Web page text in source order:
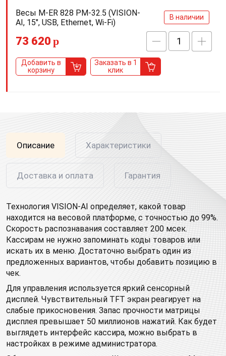
Весы M-ER 828 PM-32.5 (VISION-
AI, 15", USB, Ethernet, Wi-Fi)
В наличии
73 620 p
Добавить в
корзину
Заказать в 1
клик
Описание Характеристики
Доставка и оплата Гарантия
Технология VISION-AI определяет, какой товар
находится на весовой платформе, с точностью до 99%.
Скорость распознавания составляет 200 мсек.
Кассирам не нужно запоминать коды товаров или
искать их в меню. Достаточно выбрать один из
предложенных вариантов, чтобы добавить позицию в
чек.
Для управления используется яркий сенсорный
дисплей. Чувствительный TFT экран реагирует на
слабые прикосновения. Запас прочности матрицы
дисплея превышает 50 миллионов нажатий. Как будет
выглядеть интерфейс кассира, можно выбрать в
настройках в режиме администратора.